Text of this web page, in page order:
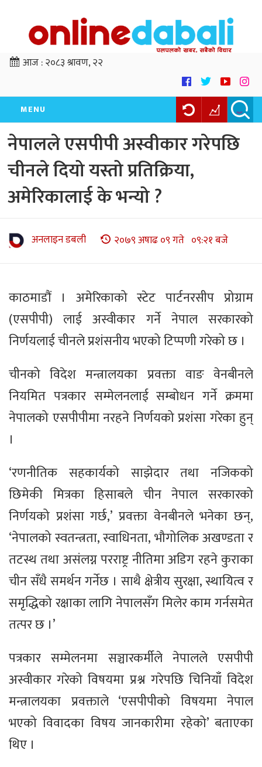
आज :२०८३ श्रावण, २२
MENU
नेपालले एसपीपी अस्वीकार गरेपछि
चीनले दियो यस्तो प्रतिक्रिया,
अमेरिकालाई के भन्यो ?
अनलाइन डबली २०७९ अषाढ ०९ गते ०९:२१ बजे
काठमाडौं । अमेरिकाको स्टेट पार्टनरसीप प्रोग्राम
(एसपीपी) लाई अस्वीकार गर्ने नेपाल सरकारको
निर्णयलाई चीनले प्रशंसनीय भएको टिप्पणी गरेको छ ।
चीनको विदेश मन्त्रालयका प्रवक्ता वाङ वेनबीनले
नियमित पत्रकार सम्मेलनलाई सम्बोधन गर्ने क्रममा
नेपालको एसपीपीमा नरहने निर्णयको प्रशंसा गरेका हुन्
।
‘रणनीतिक सहकार्यको साझेदार तथा नजिकको
छिमेकी मित्रका हिसाबले चीन नेपाल सरकारको
निर्णयको प्रशंसा गर्छ,’ प्रवक्ता वेनबीनले भनेका छन्,
‘नेपालको स्वतन्त्रता, स्वाधिनता, भौगोलिक अखण्डता र
तटस्थ तथा असंलग्न परराष्ट्र नीतिमा अडिग रहने कुराका
चीन सँधै समर्थन गर्नेछ । साथै क्षेत्रीय सुरक्षा, स्थायित्व र
समृद्धिको रक्षाका लागि नेपालसँग मिलेर काम गर्नसमेत
तत्पर छ ।’
पत्रकार सम्मेलनमा सञ्चारकर्मीले नेपालले एसपीपी
अस्वीकार गरेको विषयमा प्रश्न गरेपछि चिनियाँ विदेश
मन्त्रालयका प्रवक्ताले ‘एसपीपीको विषयमा नेपाल
भएको विवादका विषय जानकारीमा रहेको’ बताएका
थिए ।